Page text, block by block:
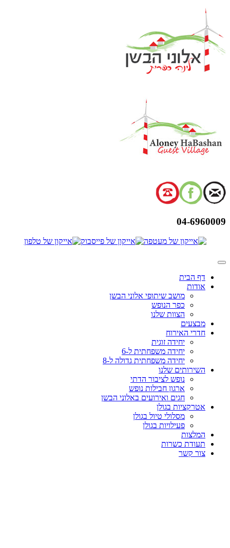
04-6960009
דף הבית
אודות
מושב שיתופי אלוני הבשן
כפר הנופש
הצוות שלנו
מבצעים
חדרי האירוח
יחידה זוגית
יחידה משפחתית ל-6
יחידה משפחתית גדולה ל-8
השירותים שלנו
נופש לציבור הדתי
ארגון חבילות נופש
חגים ואירועים באלוני הבשן
אטרקציות בגולן
מסלולי טיול בגולן
פעילויות בגולן
המלצות
תעודת כשרות
צור קשר